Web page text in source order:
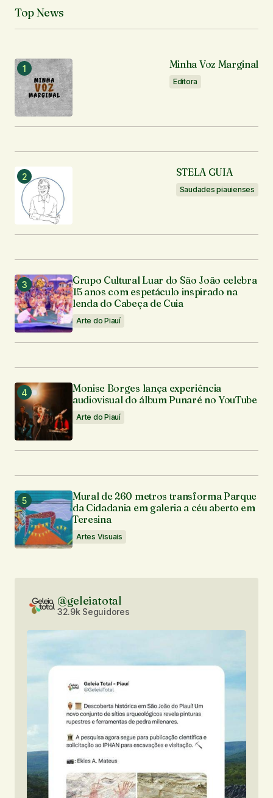
Seu nome
Notifique-me sobre novos comentários por e-mail.
Notifique-me sobre novas publicações por e-mail.
Enviar comentário
Top News
Minha Voz Marginal
Editora
STELA GUIA
Saudades piauienses
Grupo Cultural Luar do São João celebra
15 anos com espetáculo inspirado na
lenda do Cabeça de Cuia
Arte do Piauí
Monise Borges lança experiência
audiovisual do álbum Punaré no YouTube
Arte do Piauí
Mural de 260 metros transforma Parque
da Cidadania em galeria a céu aberto em
Teresina
Artes Visuais
@geleiatotal
32.9k Seguidores